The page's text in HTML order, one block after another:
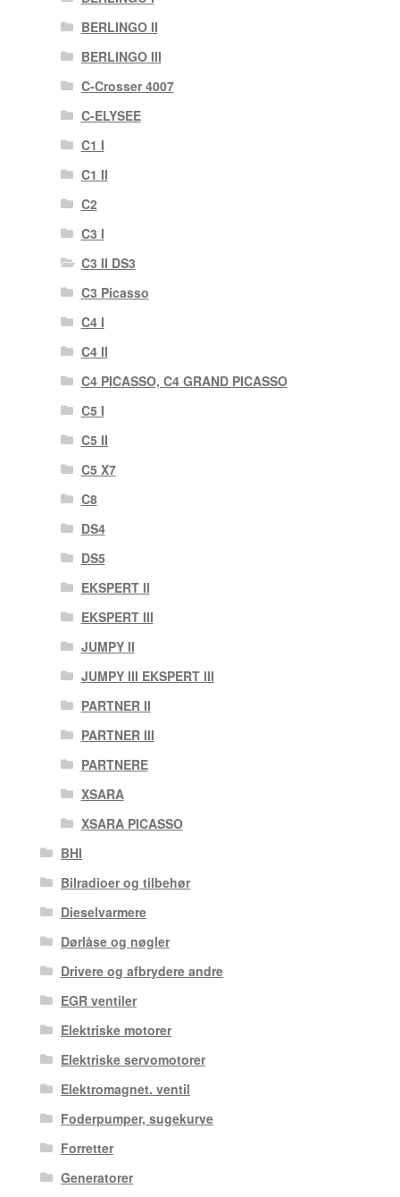
BERLINGO II
BERLINGO III
C-Crosser 4007
C-ELYSEE
C1 I
C1 II
C2
C3 I
C3 II DS3
C3 Picasso
C4 I
C4 II
C4 PICASSO, C4 GRAND PICASSO
C5 I
C5 II
C5 X7
C8
DS4
DS5
EKSPERT II
EKSPERT III
JUMPY II
JUMPY III EKSPERT III
PARTNER II
PARTNER III
PARTNERE
XSARA
XSARA PICASSO
BHI
Bilradioer og tilbehør
Dieselvarmere
Dørlåse og nøgler
Drivere og afbrydere andre
EGR ventiler
Elektriske motorer
Elektriske servomotorer
Elektromagnet. ventil
Foderpumper, sugekurve
Forretter
Generatorer